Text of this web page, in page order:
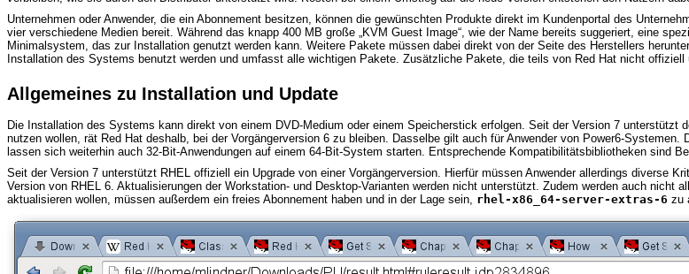
Unternehmen oder Anwender, die ein Abonnement besitzen, können die gewünschten Produkte direkt im Kundenportal des
vier verschiedene Medien bereit. Während das knapp 400 MB große „KVM Guest Image“, wie der Name bereits suggeriert, eine
Minimalsystem, das zur Installation genutzt werden kann. Weitere Pakete müssen dabei direkt von der Seite des Herstellers
Installation des Systems benutzt werden und umfasst alle wichtigen Pakete. Zusätzliche Pakete, die teils von Red Hat nicht offiziell
Allgemeines zu Installation und Update
Die Installation des Systems kann direkt von einem DVD-Medium oder einem Speicherstick erfolgen. Seit der Version 7
nutzen wollen, rät Red Hat deshalb, bei der Vorgängerversion 6 zu bleiben. Dasselbe gilt auch für Anwender von Power6-
lassen sich weiterhin auch 32-Bit-Anwendungen auf einem 64-Bit-System starten. Entsprechende Kompatibilitätsbibliotheken sind
Seit der Version 7 unterstützt RHEL offiziell ein Upgrade von einer Vorgängerversion. Hierfür müssen Anwender allerdings diverse
Version von RHEL 6. Aktualisierungen der Workstation- und Desktop-Varianten werden nicht unterstützt. Zudem werden auch nicht
aktualisieren wollen, müssen außerdem ein freies Abonnement haben und in der Lage sein, rhel-x86_64-server-extras-6 zu